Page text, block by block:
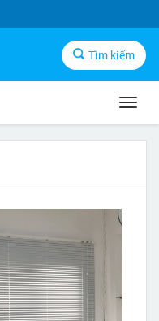
Tìm kiếm